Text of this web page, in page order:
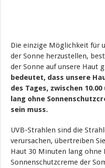
Die einzige Möglichkeit für
der Sonne herzustellen,
der Sonne auf unsere Haut
bedeutet, dass unsere
des Tages, zwischen
lang ohne
sein muss.
UVB-Strahlen sind die
verursachen, übertreiben
Haut 30 Minuten lang ohne
Sonnenschutzcreme der